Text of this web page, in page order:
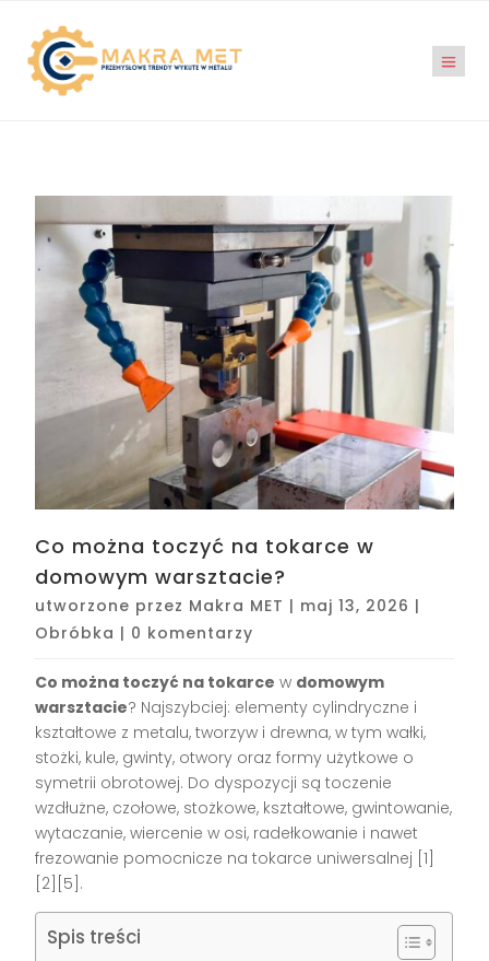
Co można toczyć na tokarce w
domowym warsztacie?
utworzone przez Makra MET | maj 13, 2026 |
Obróbka | 0 komentarzy
Co można toczyć na tokarce w domowym
warsztacie? Najszybciej: elementy cylindryczne i
kształtowe z metalu, tworzyw i drewna, w tym wałki,
stożki, kule, gwinty, otwory oraz formy użytkowe o
symetrii obrotowej. Do dyspozycji są toczenie
wzdłużne, czołowe, stożkowe, kształtowe, gwintowanie,
wytaczanie, wiercenie w osi, radełkowanie i nawet
frezowanie pomocnicze na tokarce uniwersalnej [1]
[2][5].
Spis treści